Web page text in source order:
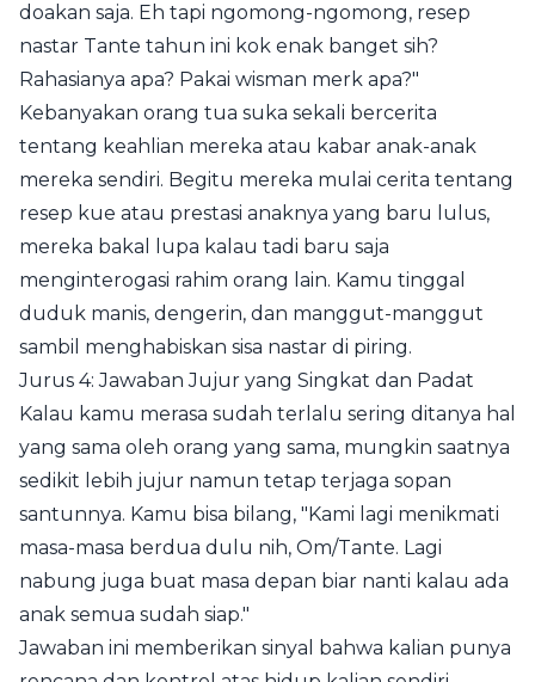
doakan saja. Eh tapi ngomong-ngomong, resep
nastar Tante tahun ini kok enak banget sih?
Rahasianya apa? Pakai wisman merk apa?"
Kebanyakan orang tua suka sekali bercerita
tentang keahlian mereka atau kabar anak-anak
mereka sendiri. Begitu mereka mulai cerita tentang
resep kue atau prestasi anaknya yang baru lulus,
mereka bakal lupa kalau tadi baru saja
menginterogasi rahim orang lain. Kamu tinggal
duduk manis, dengerin, dan manggut-manggut
sambil menghabiskan sisa nastar di piring.
Jurus 4: Jawaban Jujur yang Singkat dan Padat
Kalau kamu merasa sudah terlalu sering ditanya hal
yang sama oleh orang yang sama, mungkin saatnya
sedikit lebih jujur namun tetap terjaga sopan
santunnya. Kamu bisa bilang, "Kami lagi menikmati
masa-masa berdua dulu nih, Om/Tante. Lagi
nabung juga buat masa depan biar nanti kalau ada
anak semua sudah siap."
Jawaban ini memberikan sinyal bahwa kalian punya